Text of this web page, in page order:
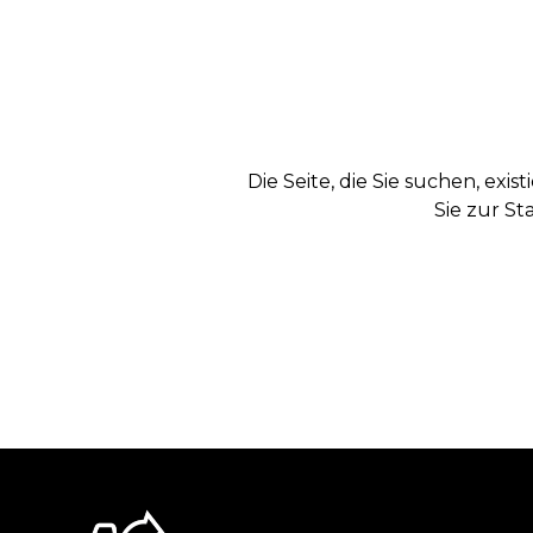
Die Seite, die Sie suchen,
Sie zur